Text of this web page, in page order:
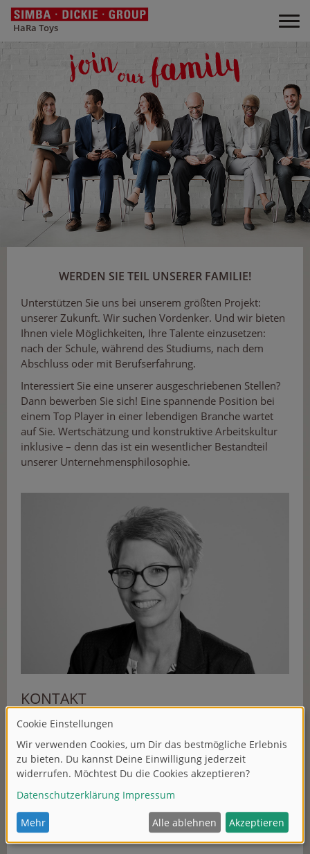
HaRa Toys
WERDEN SIE TEIL UNSERER FAMILIE!
Unterstützen Sie uns bei unserem größten Projekt:
unserer Zukunft. Wir suchen Vordenker. Und wir bieten
Ihnen viele Möglichkeiten, Ihre Talente einzusetzen:
nach der Schule, während des Studiums, nach dem
Abschluss oder mit Berufserfahrung.
Interessiert Sie eine unserer ausgeschriebenen Stellen?
Dann bewerben Sie sich! Eine spannende Position bei
einem Top Player in einer lebendigen Branche wartet
auf Sie. Wertschätzung und konstruktive Arbeitskultur
inklusive – denn das ist ein wesentlicher Bestandteil
unserer Unternehmensphilosophie.
KONTAKT
Frau Anja Fees
SIMBA-DICKIE-GROUP GmbH
Werkstraße 1
90765 Fürth
T +49 911 9765-255
F +49 911 9765-500
Ea.fe